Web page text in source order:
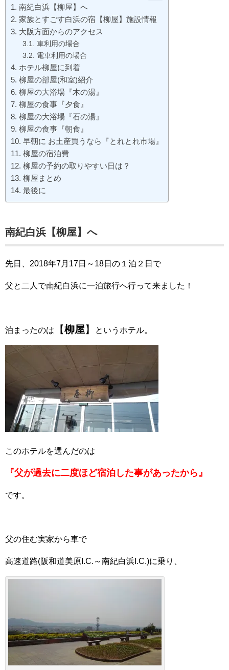
南紀白浜【柳屋】へ
家族とすごす白浜の宿【柳屋】施設情報
大阪方面からのアクセス
車利用の場合
電車利用の場合
ホテル柳屋に到着
柳屋の部屋(和室)紹介
柳屋の大浴場『木の湯』
柳屋の食事『夕食』
柳屋の大浴場『石の湯』
柳屋の食事『朝食』
早朝に お土産買うなら『とれとれ市場』
柳屋の宿泊費
柳屋の予約の取りやすい日は？
柳屋まとめ
最後に
南紀白浜【柳屋】へ
先日、2018年7月17日～18日の１泊２日で
父と二人で南紀白浜に一泊旅行へ行って来ました！
泊まったのは 【柳屋】 というホテル。
このホテルを選んだのは
『父が過去に二度ほど宿泊した事があったから』
です。
父の住む実家から車で
高速道路(阪和道美原I.C.～南紀白浜I.C.)に乗り、